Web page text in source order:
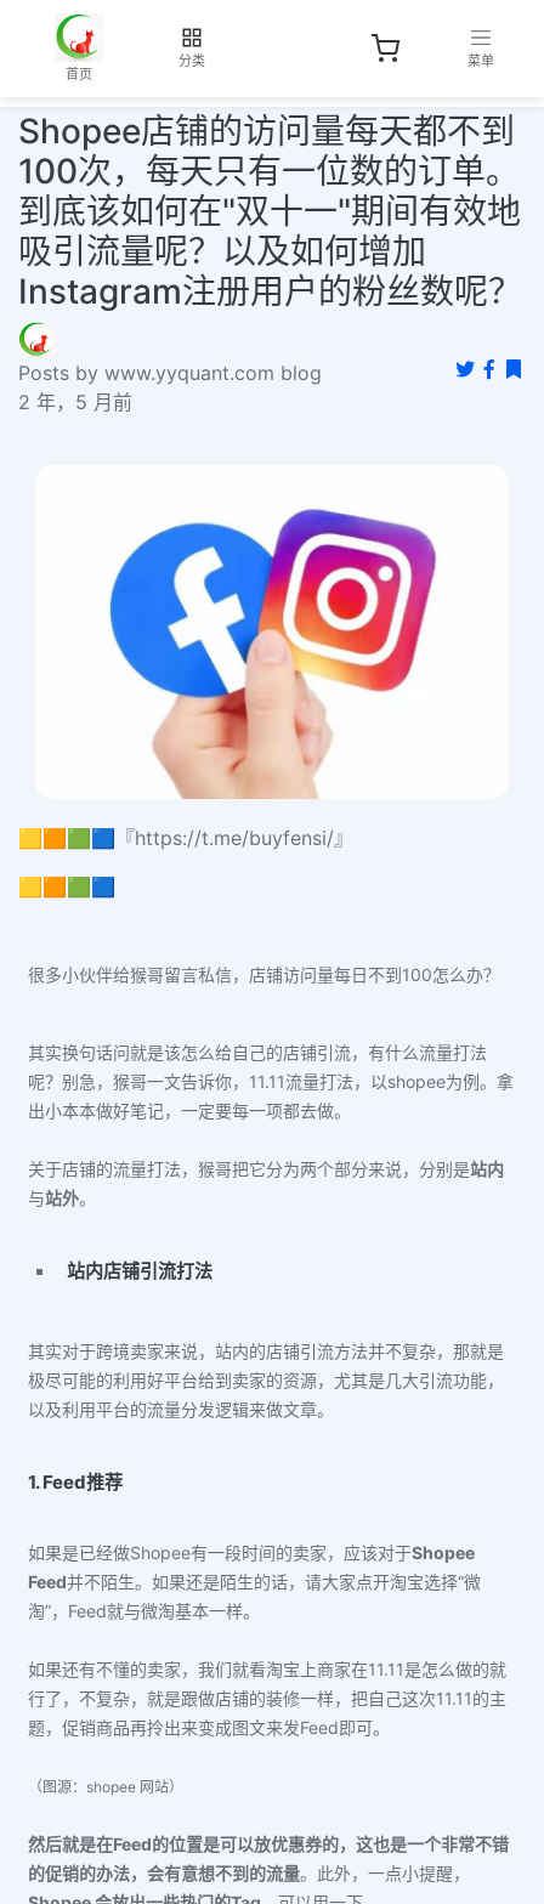
首页
分类 菜单
Shopee店铺的访问量每天都不到
100次，每天只有一位数的订单。
到底该如何在"双十一"期间有效地
吸引流量呢？以及如何增加
Instagram注册用户的粉丝数呢？
Posts by www.yyquant.com blog
2 年，5 月前
🟨🟧🟩🟦『https://t.me/buyfensi/』
🟨🟧🟩🟦
很多小伙伴给猴哥留言私信，店铺访问量每日不到100怎么办？
其实换句话问就是该怎么给自己的店铺引流，有什么流量打法
呢？别急，猴哥一文告诉你，11.11流量打法，以shopee为例。拿
出小本本做好笔记，一定要每一项都去做。
关于店铺的流量打法，猴哥把它分为两个部分来说，分别是站内
与站外。
站内店铺引流打法
其实对于跨境卖家来说，站内的店铺引流方法并不复杂，那就是
极尽可能的利用好平台给到卖家的资源，尤其是几大引流功能，
以及利用平台的流量分发逻辑来做文章。
1. Feed推荐
如果是已经做Shopee有一段时间的卖家，应该对于Shopee
Feed并不陌生。如果还是陌生的话，请大家点开淘宝选择“微
淘”，Feed就与微淘基本一样。
如果还有不懂的卖家，我们就看淘宝上商家在11.11是怎么做的就
行了，不复杂，就是跟做店铺的装修一样，把自己这次11.11的主
题，促销商品再拎出来变成图文来发Feed即可。
（图源：shopee 网站）
然后就是在Feed的位置是可以放优惠券的，这也是一个非常不错
的促销的办法，会有意想不到的流量。此外，一点小提醒，